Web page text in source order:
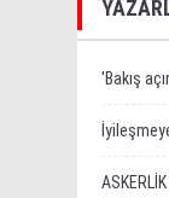
'Bakış